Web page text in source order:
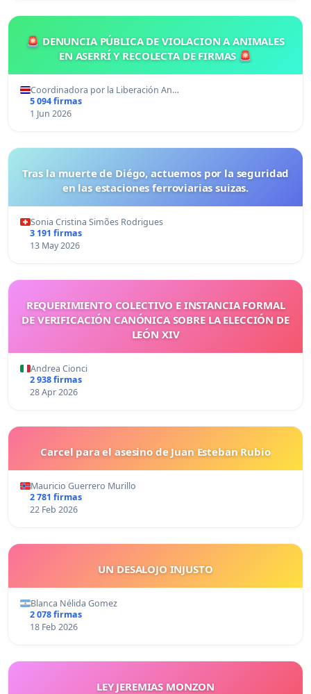
🚨 DENUNCIA PÚBLICA DE VIOLACION A ANIMALES
EN ASERRÍ Y RECOLECTA DE FIRMAS 🚨
Coordinadora por la Liberación An…
5 094 firmas
1 Jun 2026
Tras la muerte de Diégo, actuemos por la seguridad
en las estaciones ferroviarias suizas.
Sonia Cristina Simões Rodrigues
3 191 firmas
13 May 2026
REQUERIMIENTO COLECTIVO E INSTANCIA FORMAL
DE VERIFICACIÓN CANÓNICA SOBRE LA ELECCIÓN DE
LEÓN XIV
Andrea Cionci
2 938 firmas
28 Apr 2026
Carcel para el asesino de Juan Esteban Rubio
Mauricio Guerrero Murillo
2 781 firmas
22 Feb 2026
UN DESALOJO INJUSTO
Blanca Nélida Gomez
2 078 firmas
18 Feb 2026
LEY JEREMIAS MONZON